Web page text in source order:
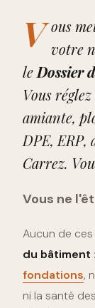
V ous
votre
le Dossier
Vous
amiante,
DPE, ERP,
Carrez.
Vous ne
Aucun de
du bâtiment
fondations,
ni la santé